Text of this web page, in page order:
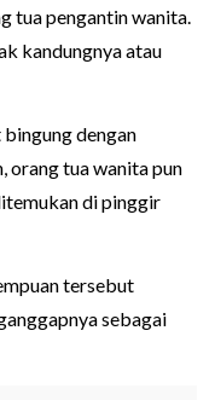
tua pengantin wanita.
kandungnya atau
dengan
orang tua wanita pun
di pinggir
tersebut
sebagai